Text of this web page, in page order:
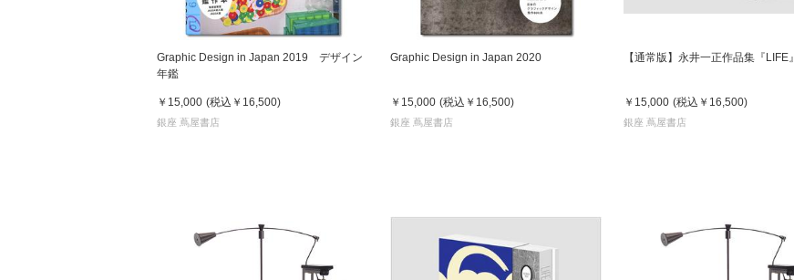
Graphic Design in Japan 2019 デザイン
年鑑
￥15,000 (税込 ￥16,500)
銀座 蔦屋書店
Graphic Design in Japan 2020
￥15,000 (税込 ￥16,500)
銀座 蔦屋書店
【通常版】永井一正作品集『LIFE』
￥15,000 (税込 ￥16,500)
銀座 蔦屋書店